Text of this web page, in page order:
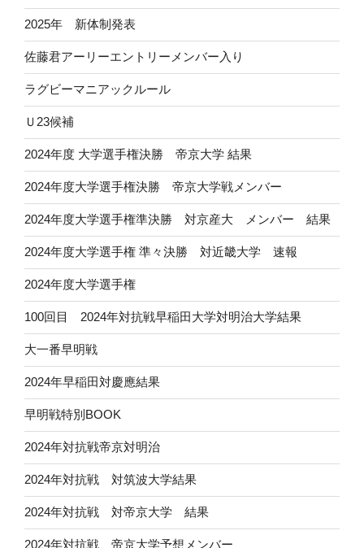
2025年 新体制発表
佐藤君アーリーエントリーメンバー入り
ラグビーマニアックルール
Ｕ23候補
2024年度 大学選手権決勝 帝京大学 結果
2024年度大学選手権決勝 帝京大学戦メンバー
2024年度大学選手権準決勝 対京産大 メンバー 結果
2024年度大学選手権 準々決勝 対近畿大学 速報
2024年度大学選手権
100回目 2024年対抗戦早稲田大学対明治大学結果
大一番早明戦
2024年早稲田対慶應結果
早明戦特別BOOK
2024年対抗戦帝京対明治
2024年対抗戦 対筑波大学結果
2024年対抗戦 対帝京大学 結果
2024年対抗戦 帝京大学予想メンバー